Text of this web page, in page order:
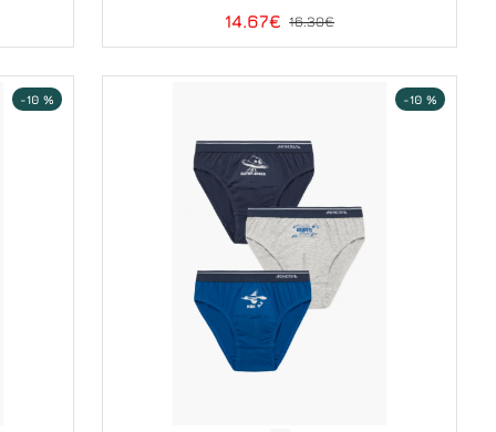
14.67€ 16.30€
-10 % -10 %